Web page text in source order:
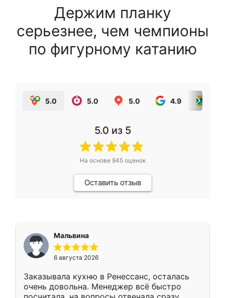
Держим планку
серьезнее, чем чемпионы
по фигурному катанию
5.0 5.0 5.0 4.9
5.0 из 5
На основе 945оценок
Оставить отзыв
Мальвина
6 августа 2026
Заказывала кухню в Ренессанс, осталась
очень довольна. Менеджер всё быстро